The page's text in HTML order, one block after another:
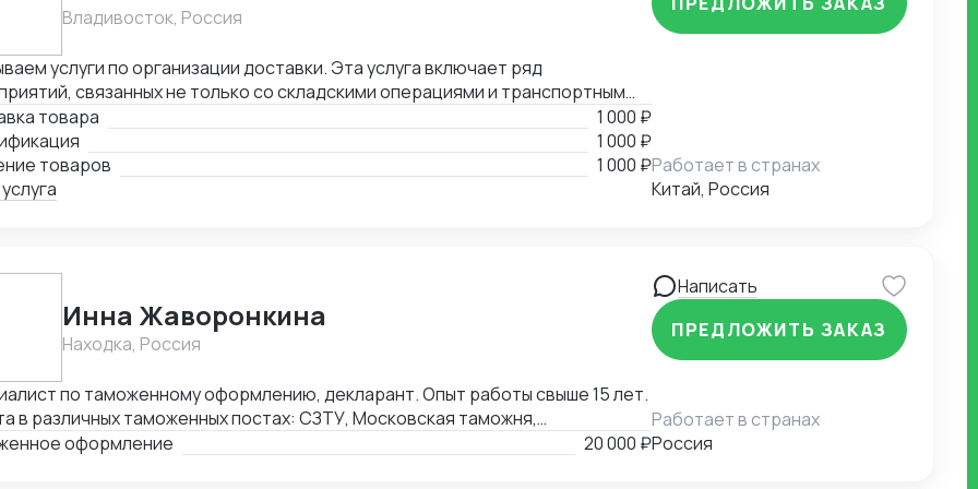
Владивосток, Россия
услуги по организации доставки. Эта услуга включает ряд
связанных не только со складскими операциями и транспортным
В нее также входит таможенное оформление, помощь в
необходимой сопроводительной и разрешительной документации.
товара
1 000 ₽
1 000 ₽
товаров
1 000 ₽Работает в странах
Китай, Россия
Инна Жаворонкина
Находка, Россия
по таможенному оформлению, декларант. Опыт работы свыше 15 лет.
в различных таможенных постах: СЗТУ, Московская таможня,
таможня, Алтайская таможня, Уссурийская таможня,
оформление 20 000 ₽
Написать
ПРЕДЛОЖИТЬ ЗАКАЗ
Работает в странах
Россия